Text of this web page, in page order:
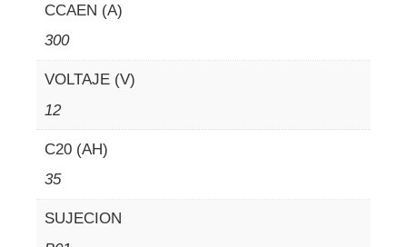
CCAEN (A)
300
VOLTAJE (V)
12
C20 (AH)
35
SUJECION